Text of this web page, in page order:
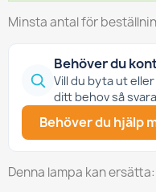
Minsta antal för
Behöver du
Vill du byta ut
ditt behov så
Behöver du hjälp
Denna lampa kan ersätta: